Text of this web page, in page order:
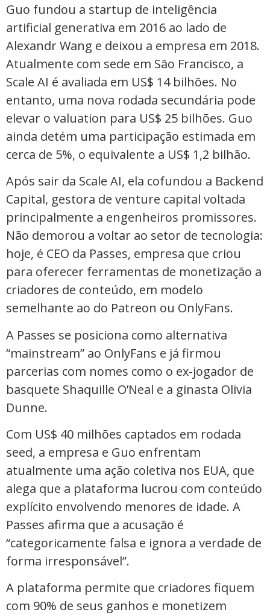
Guo fundou a startup de inteligência
artificial generativa em 2016 ao lado de
Alexandr Wang e deixou a empresa em 2018.
Atualmente com sede em São Francisco, a
Scale AI é avaliada em US$ 14 bilhões. No
entanto, uma nova rodada secundária pode
elevar o valuation para US$ 25 bilhões. Guo
ainda detém uma participação estimada em
cerca de 5%, o equivalente a US$ 1,2 bilhão.
Após sair da Scale AI, ela cofundou a Backend
Capital, gestora de venture capital voltada
principalmente a engenheiros promissores.
Não demorou a voltar ao setor de tecnologia:
hoje, é CEO da Passes, empresa que criou
para oferecer ferramentas de monetização a
criadores de conteúdo, em modelo
semelhante ao do Patreon ou OnlyFans.
A Passes se posiciona como alternativa
“mainstream” ao OnlyFans e já firmou
parcerias com nomes como o ex-jogador de
basquete Shaquille O’Neal e a ginasta Olivia
Dunne.
Com US$ 40 milhões captados em rodada
seed, a empresa e Guo enfrentam
atualmente uma ação coletiva nos EUA, que
alega que a plataforma lucrou com conteúdo
explícito envolvendo menores de idade. A
Passes afirma que a acusação é
“categoricamente falsa e ignora a verdade de
forma irresponsável”.
A plataforma permite que criadores fiquem
com 90% de seus ganhos e monetizem